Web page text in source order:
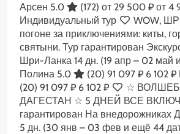
Арсен 5.0
(172) от 29 500 ₽ от 4
Индивидуальный тур
WOW,
погоне за приключениями: киты,
святыни. Тур гарантирован
Шри-Ланка 14 дн. (19 апр – 02 май
Полина 5.0
(20) 91 097 ₽ 6 102 ₽
(20) 91 097 ₽ 6 102 ₽
☆
ДАГЕСТАН ☆ 5 ДНЕЙ ВСЕ
гарантирован На внедорожниках
5 дн. (30 янв – 03 фев и ещё 44